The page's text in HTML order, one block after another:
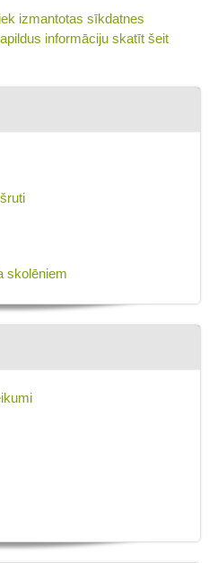
izmantotas sīkdatnes
informāciju skatīt šeit
skolēniem